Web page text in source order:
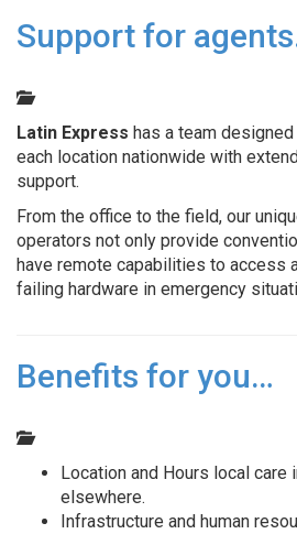
Support for
Latin Express has a team
each location nationwide with
support.
From the office to the field, our
operators not only provide
have remote capabilities to access
failing hardware in emergency
Benefits for you…
Location and Hours local care
elsewhere.
Infrastructure and human